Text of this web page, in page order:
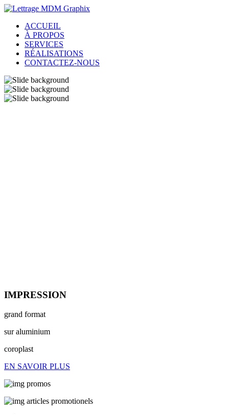
ACCUEIL
À PROPOS
SERVICES
RÉALISATIONS
CONTACTEZ-NOUS
IMPRESSION
grand format
sur aluminium
coroplast
EN SAVOIR PLUS